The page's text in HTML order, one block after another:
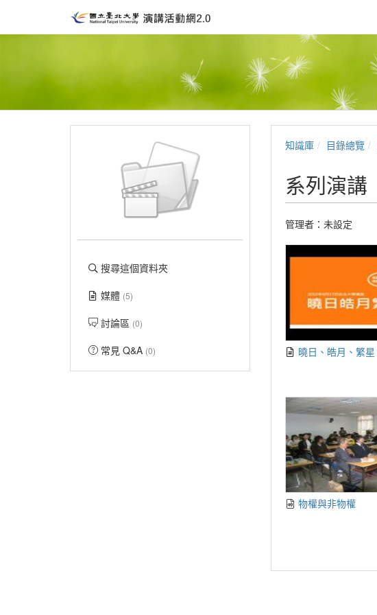
搜尋這個資料夾
媒體 (5)
討論區 (0)
常見 Q&A (0)
知識庫 目錄總覽
系列演講
管理者：未設定
曉日、皓月、繁星
物權與非物權